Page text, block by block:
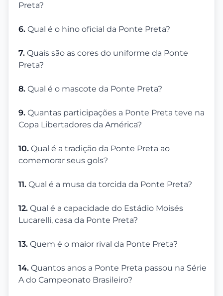
Preta?
6. Qual é o hino oficial da Ponte Preta?
7. Quais são as cores do uniforme da Ponte
Preta?
8. Qual é o mascote da Ponte Preta?
9. Quantas participações a Ponte Preta teve na
Copa Libertadores da América?
10. Qual é a tradição da Ponte Preta ao
comemorar seus gols?
11. Qual é a musa da torcida da Ponte Preta?
12. Qual é a capacidade do Estádio Moisés
Lucarelli, casa da Ponte Preta?
13. Quem é o maior rival da Ponte Preta?
14. Quantos anos a Ponte Preta passou na Série
A do Campeonato Brasileiro?